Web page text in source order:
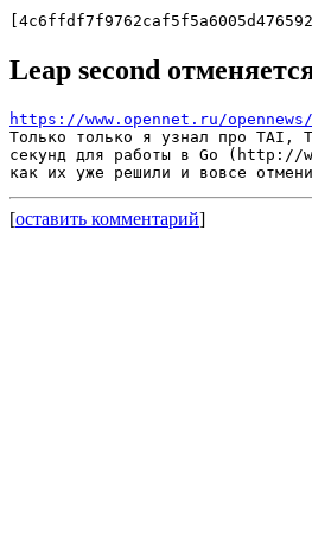
Leap second
https://www.opennet.ru/
Только только я узнал про TAI,
секунд для работы в Go
[оставить комментарий]